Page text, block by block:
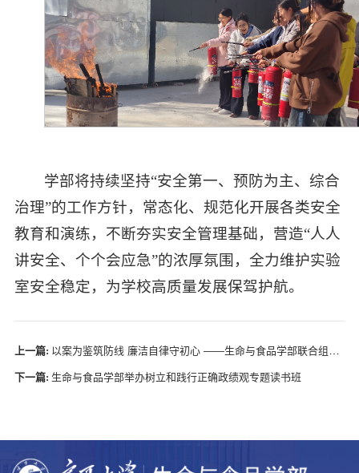
学部将持续坚持“安全第一、预防为主、综合
治理”的工作方针，常态化、规范化开展各类安全
教育和演练，不断夯实安全管理基础，营造“人人
讲安全、个个会应急”的浓厚氛围，全力维护实验
室安全稳定，为学校高质量发展保驾护航。
上一篇: 以案为鉴筑防线 廉洁自律守初心 ——生命与食品学部联合组成学院、励行书院开展廉政警示教育
下一篇: 生命与食品学部举办树立和践行正确政绩观专题读书班